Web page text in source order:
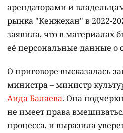
арендаторами и
рынка "Кенжехан" в 2022-
заявила, что в материалах
её персональные данные о
О приговоре высказалась
министра – министр
Аида Балаева. Она
не имеет права
процесса, и выразила